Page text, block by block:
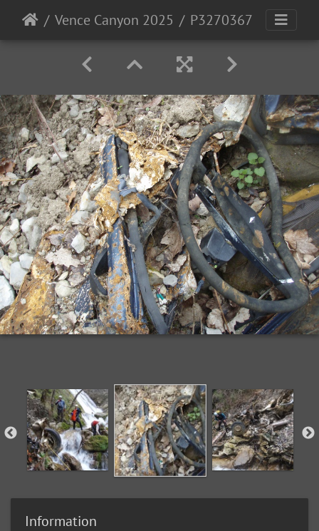
Vence Canyon 2025 P3270367
Information